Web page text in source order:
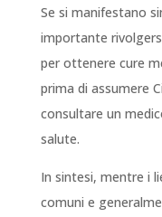
Se si manifestano
importante
per ottenere cure
prima di assumere
consultare un
salute.
In sintesi, mentre i
comuni e